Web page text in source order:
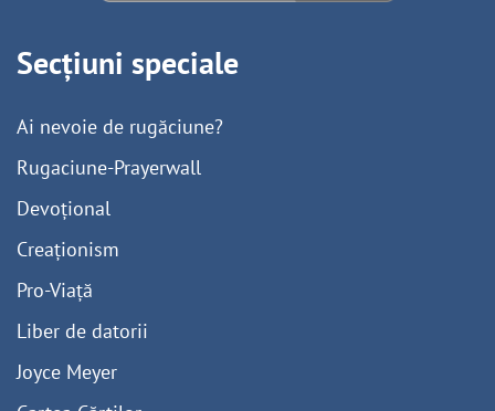
Secțiuni speciale
Ai nevoie de rugăciune?
Rugaciune-Prayerwall
Devoțional
Creaționism
Pro-Viață
Liber de datorii
Joyce Meyer